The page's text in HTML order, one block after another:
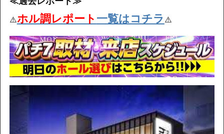
⚠️ホル調レポート一覧はコチラ⚠️